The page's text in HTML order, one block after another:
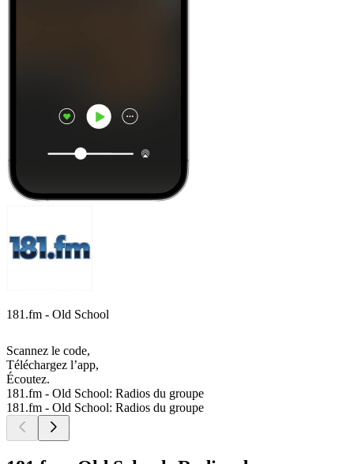
181.fm - Old School
Scannez le code,
Téléchargez l’app,
Écoutez.
181.fm - Old School: Radios du groupe
181.fm - Old School: Radios du groupe